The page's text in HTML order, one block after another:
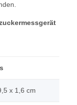
x 1,6 cm